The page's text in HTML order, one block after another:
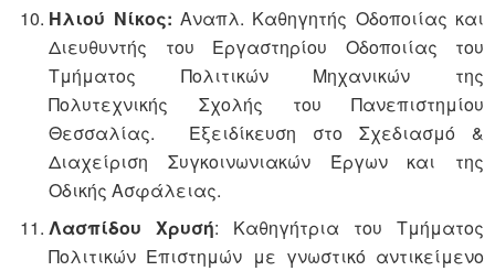
Ηλιού Νίκος: Αναπλ. Καθηγητής Οδοποιίας και
Διευθυντής του Εργαστηρίου Οδοποιίας του
Τμήματος Πολιτικών Μηχανικών της
Πολυτεχνικής Σχολής του Πανεπιστημίου
Θεσσαλίας. Εξειδίκευση στο Σχεδιασμό &
Διαχείριση Συγκοινωνιακών Έργων και της
Οδικής Ασφάλειας.
Λασπίδου Χρυσή: Καθηγήτρια του Τμήματος
Πολιτικών Επιστημών με γνωστικό αντικείμενο